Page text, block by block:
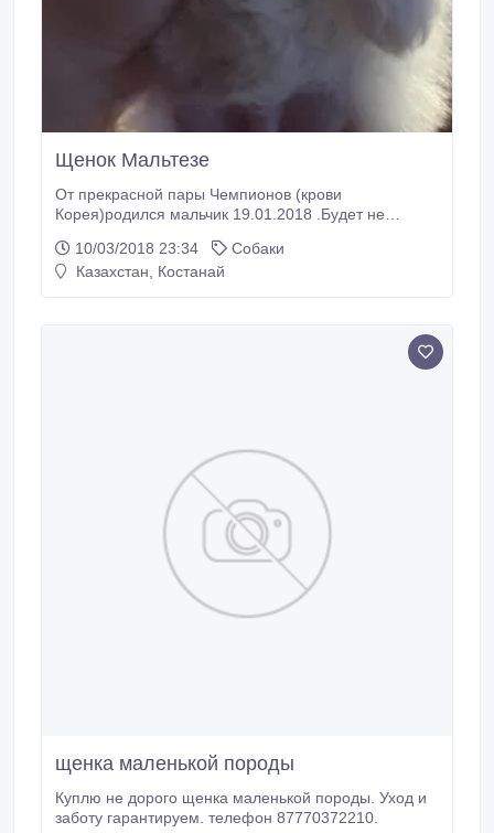
Щенок Мальтезе
От прекрасной пары Чемпионов (крови
Корея)родился мальчик 19.01.2018 .Будет не
курносая морда, белая шерсть, хорошая анатомия,
правильный прикус 6 на 6 ножницы , яйца в
10/03/2018 23:34
Собаки
Казахстан, Костанай
щенка маленькой породы
Куплю не дорого щенка маленькой породы. Уход и
заботу гарантируем. телефон 87770372210.